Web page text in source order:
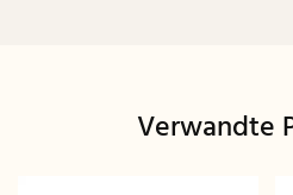
Verwandte